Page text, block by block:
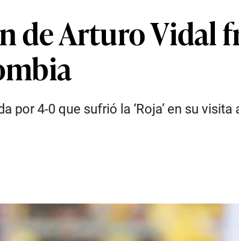
de Arturo Vidal
por 4-0 que sufrió la ‘Roja’ en su visita